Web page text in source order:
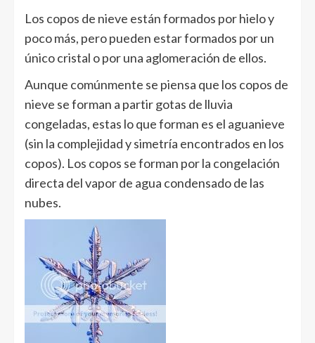
Los copos de nieve están formados por hielo y
poco más, pero pueden estar formados por un
único cristal o por una aglomeración de ellos.
Aunque comúnmente se piensa que los copos de
nieve se forman a partir gotas de lluvia
congeladas, estas lo que forman es el aguanieve
(sin la complejidad y simetría encontrados en los
copos). Los copos se forman por la congelación
directa del vapor de agua condensado de las
nubes.